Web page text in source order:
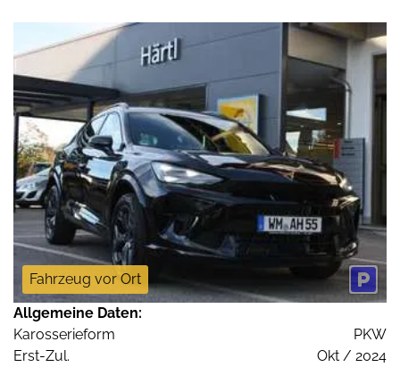
Fahrzeug vor Ort
Allgemeine Daten:
Karosserieform
PKW
Erst-Zul.
Okt / 2024